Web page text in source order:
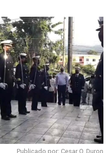
Publicado por: Cesar O. Duron